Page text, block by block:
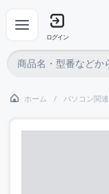
ログイン
ホーム パソコン関